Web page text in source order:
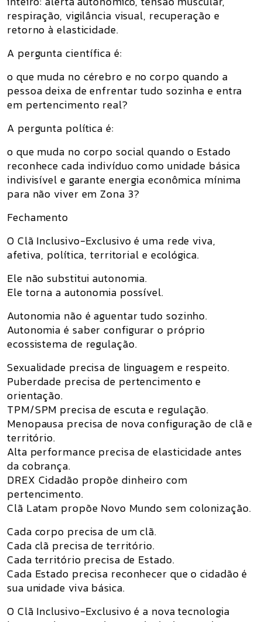
respiração, vigilância visual, recuperação e
retorno à elasticidade.
A pergunta científica é:
o que muda no cérebro e no corpo quando a
pessoa deixa de enfrentar tudo sozinha e entra
em pertencimento real?
A pergunta política é:
o que muda no corpo social quando o Estado
reconhece cada indivíduo como unidade básica
indivisível e garante energia econômica mínima
para não viver em Zona 3?
Fechamento
O Clã Inclusivo-Exclusivo é uma rede viva,
afetiva, política, territorial e ecológica.
Ele não substitui autonomia.
Ele torna a autonomia possível.
Autonomia não é aguentar tudo sozinho.
Autonomia é saber configurar o próprio
ecossistema de regulação.
Sexualidade precisa de linguagem e respeito.
Puberdade precisa de pertencimento e
orientação.
TPM/SPM precisa de escuta e regulação.
Menopausa precisa de nova configuração de clã e
território.
Alta performance precisa de elasticidade antes
da cobrança.
DREX Cidadão propõe dinheiro com
pertencimento.
Clã Latam propõe Novo Mundo sem colonização.
Cada corpo precisa de um clã.
Cada clã precisa de território.
Cada território precisa de Estado.
Cada Estado precisa reconhecer que o cidadão é
sua unidade viva básica.
O Clã Inclusivo-Exclusivo é a nova tecnologia